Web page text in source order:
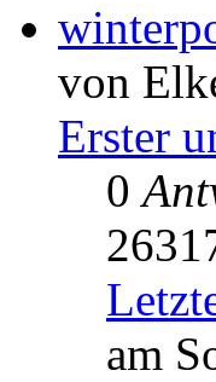
von
Erster
0
am